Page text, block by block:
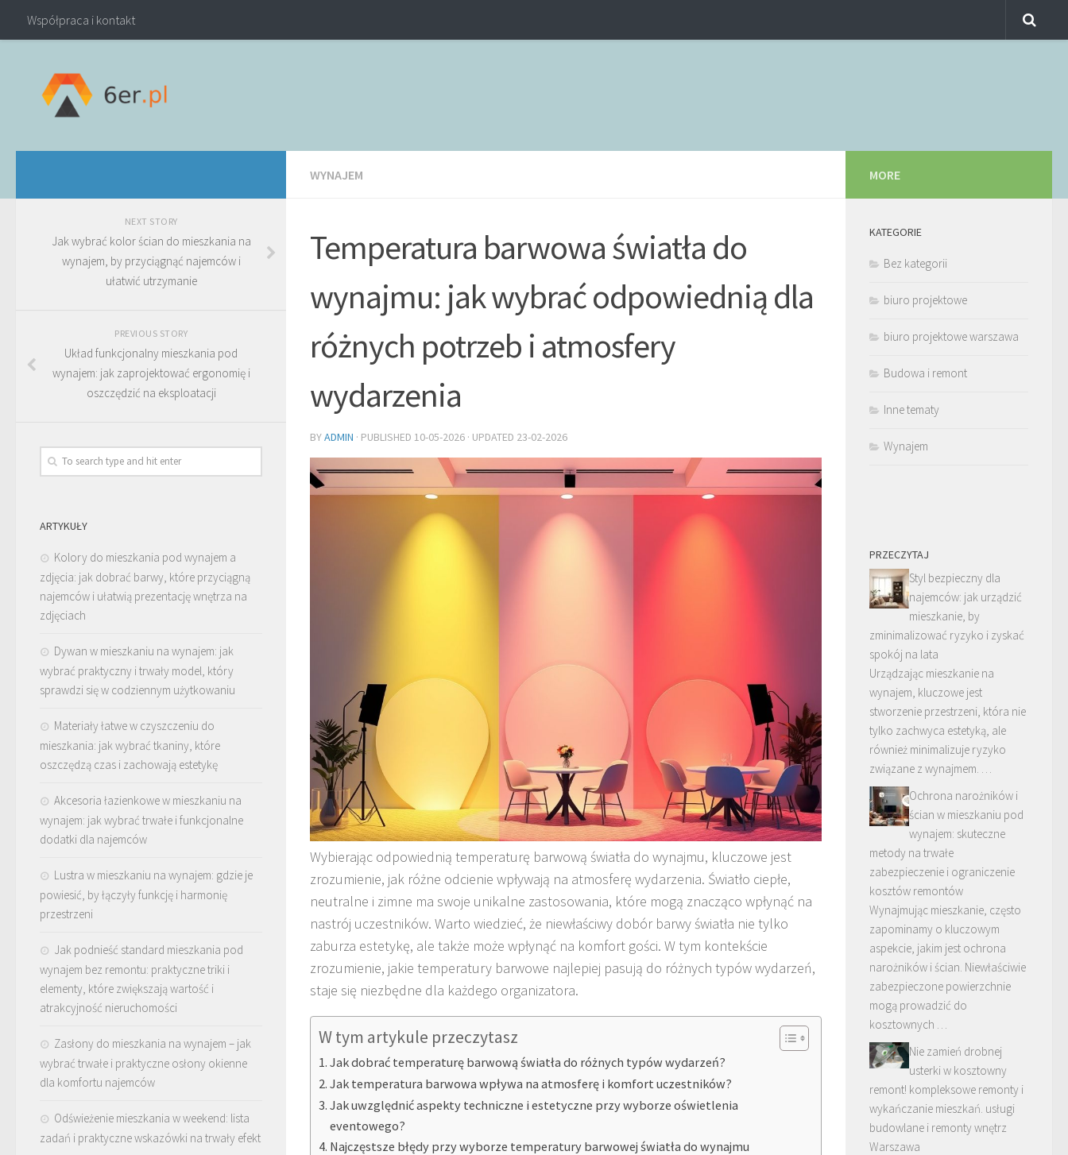
Współpraca i kontakt
WYNAJEM
Temperatura barwowa światła do
wynajmu: jak wybrać odpowiednią dla
różnych potrzeb i atmosfery
wydarzenia
BYADMIN · PUBLISHED 10-05-2026 · UPDATED 23-02-2026
Wybierając odpowiednią temperaturę barwową światła do wynajmu, kluczowe jest
zrozumienie, jak różne odcienie wpływają na atmosferę wydarzenia. Światło ciepłe,
neutralne i zimne ma swoje unikalne zastosowania, które mogą znacząco wpłynąć na
nastrój uczestników. Warto wiedzieć, że niewłaściwy dobór barwy światła nie tylko
zaburza estetykę, ale także może wpłynąć na komfort gości. W tym kontekście
zrozumienie, jakie temperatury barwowe najlepiej pasują do różnych typów wydarzeń,
staje się niezbędne dla każdego organizatora.
W tym artykule przeczytasz
Jak dobrać temperaturę barwową światła do różnych typów wydarzeń?
Jak temperatura barwowa wpływa na atmosferę i komfort uczestników?
Jak uwzględnić aspekty techniczne i estetyczne przy wyborze oświetlenia
eventowego?
Najczęstsze błędy przy wyborze temperatury barwowej światła do wynajmu
NEXT STORY
Jak wybrać kolor ścian do mieszkania na
wynajem, by przyciągnąć najemców i
ułatwić utrzymanie
PREVIOUS STORY
Układ funkcjonalny mieszkania pod
wynajem: jak zaprojektować ergonomię i
oszczędzić na eksploatacji
ARTYKUŁY
Kolory do mieszkania pod wynajem a
zdjęcia: jak dobrać barwy, które przyciągną
najemców i ułatwią prezentację wnętrza na
zdjęciach
Dywan w mieszkaniu na wynajem: jak
wybrać praktyczny i trwały model, który
sprawdzi się w codziennym użytkowaniu
Materiały łatwe w czyszczeniu do
mieszkania: jak wybrać tkaniny, które
oszczędzą czas i zachowają estetykę
Akcesoria łazienkowe w mieszkaniu na
wynajem: jak wybrać trwałe i funkcjonalne
dodatki dla najemców
Lustra w mieszkaniu na wynajem: gdzie je
powiesić, by łączyły funkcję i harmonię
przestrzeni
Jak podnieść standard mieszkania pod
wynajem bez remontu: praktyczne triki i
elementy, które zwiększają wartość i
atrakcyjność nieruchomości
Zasłony do mieszkania na wynajem – jak
wybrać trwałe i praktyczne osłony okienne
dla komfortu najemców
Odświeżenie mieszkania w weekend: lista
zadań i praktyczne wskazówki na trwały efekt
MORE
KATEGORIE
Bez kategorii
biuro projektowe
biuro projektowe warszawa
Budowa i remont
Inne tematy
Wynajem
PRZECZYTAJ
Styl bezpieczny dla
najemców: jak urządzić
mieszkanie, by
zminimalizować ryzyko i zyskać
spokój na lata
Urządzając mieszkanie na
wynajem, kluczowe jest
stworzenie przestrzeni, która nie
tylko zachwyca estetyką, ale
również minimalizuje ryzyko
związane z wynajmem. …
Ochrona narożników i
ścian w mieszkaniu pod
wynajem: skuteczne
metody na trwałe
zabezpieczenie i ograniczenie
kosztów remontów
Wynajmując mieszkanie, często
zapominamy o kluczowym
aspekcie, jakim jest ochrona
narożników i ścian. Niewłaściwie
zabezpieczone powierzchnie
mogą prowadzić do
kosztownych …
Nie zamień drobnej
usterki w kosztowny
remont! kompleksowe remonty i
wykańczanie mieszkań. usługi
budowlane i remonty wnętrz
Warszawa